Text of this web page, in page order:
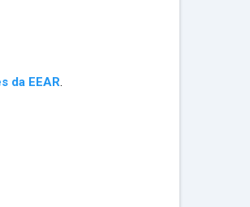
da EEAR.